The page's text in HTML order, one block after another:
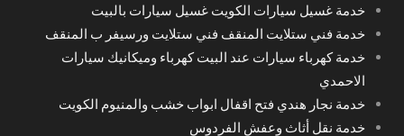
خدمة غسيل سيارات الكويت غسيل سيارات بالبيت
خدمة فني ستلايت المنقف فني ستلايت ورسيفر ب المنقف
خدمة كهرباء سيارات عند البيت كهرباء وميكانيك سيارات
الاحمدي
خدمة نجار هندي فتح اقفال ابواب خشب والمنيوم الكويت
خدمة نقل أثاث وعفش الفردوس